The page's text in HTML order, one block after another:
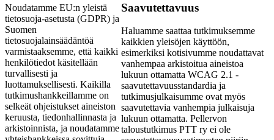
Noudatamme EU:n yleistä
tietosuoja-asetusta (GDPR) ja
Suomen
tietosuojalainsäädäntöä
varmistaaksemme, että kaikki
henkilötiedot käsitellään
turvallisesti ja
luottamuksellisesti. Kaikilla
tutkimushankkeillamme on
selkeät ohjeistukset aineiston
keruusta, tiedonhallinnasta ja
arkistoinnista, ja noudatamme
Saavutettavuus
Haluamme saattaa tutkimuksemme
kaikkien yleisöjen käyttöön,
esimerkiksi kotisivumme noudattavat
vanhempaa arkistoitua aineistoa
lukuun ottamatta WCAG 2.1 -
saavutettavuusstandardia ja
tutkimusjulkaisumme ovat myös
saavutettavia vanhempia julkaisuja
lukuun ottamatta. Pellervon
taloustutkimus PTT ry ei ole